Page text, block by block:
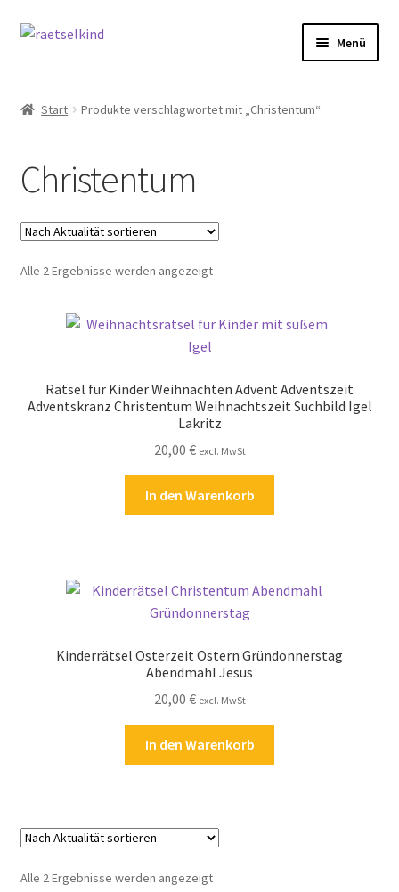
Zur
Zum
Menü
Cookie-Richtlinie (EU)
Datenschutzbelehrung
Echtheit von Bewertungen
Kasse
Über Rätselkind
Zahlungsarten
Start Produkte verschlagwortet mit „Christentum“
Christentum
Alle 2 Ergebnisse werden angezeigtNach
Rätsel für Kinder Weihnachten Advent Adventszeit
Adventskranz Christentum Weihnachtszeit Suchbild Igel
Lakritz
20,00 € excl. MwSt
In den Warenkorb
Kinderrätsel Osterzeit Ostern Gründonnerstag
Abendmahl Jesus
20,00 € excl. MwSt
In den Warenkorb
Alle 2 Ergebnisse werden angezeigtNach